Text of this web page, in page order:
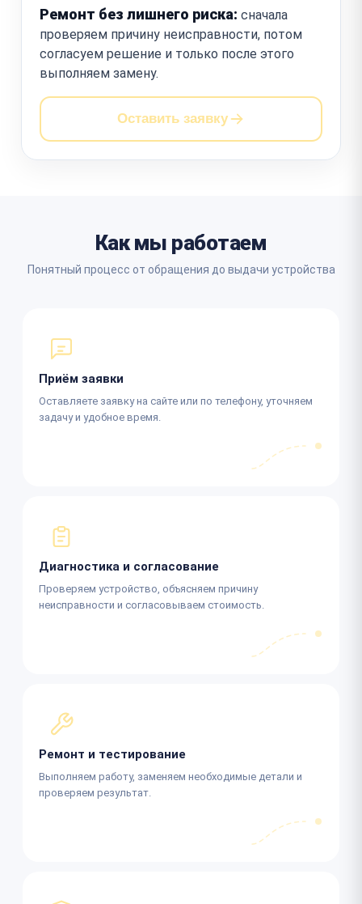
Ремонт без лишнего риска: сначала
проверяем причину неисправности, потом
согласуем решение и только после этого
выполняем замену.
Оставить заявку
Как мы работаем
Понятный процесс от обращения до выдачи устройства
Приём заявки
Оставляете заявку на сайте или по телефону, уточняем
задачу и удобное время.
Диагностика и согласование
Проверяем устройство, объясняем причину
неисправности и согласовываем стоимость.
Ремонт и тестирование
Выполняем работу, заменяем необходимые детали и
проверяем результат.